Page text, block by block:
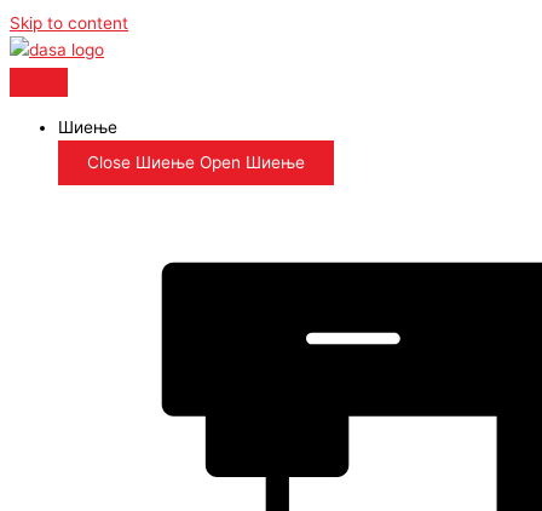
Skip to content
Шиење
Close Шиење Open Шиење